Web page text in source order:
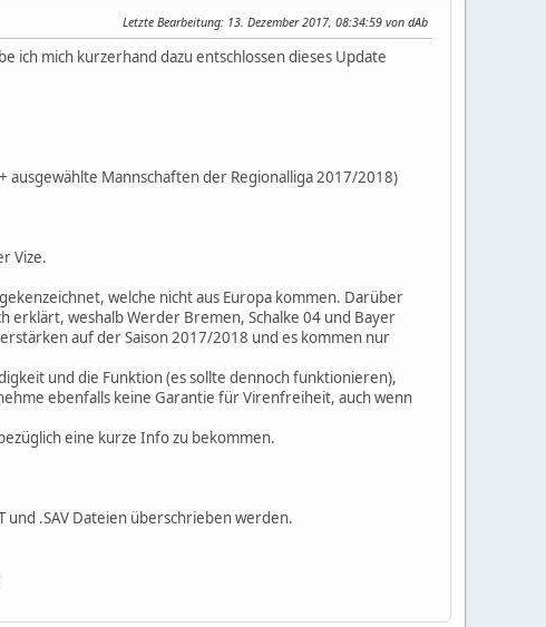
Letzte Bearbeitung: 13. Dezember 2017, 08:34:59 von dAb
ich mich kurzerhand dazu entschlossen dieses Update
ausgewählte Mannschaften der Regionalliga 2017/2018)
Vize.
welche nicht aus Europa kommen. Darüber
erklärt, weshalb Werder Bremen, Schalke 04 und Bayer
auf der Saison 2017/2018 und es kommen nur
und die Funktion (es sollte dennoch funktionieren),
ebenfalls keine Garantie für Virenfreiheit, auch wenn
eine kurze Info zu bekommen.
.SAV Dateien überschrieben werden.